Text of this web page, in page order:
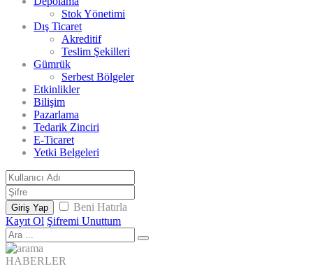
Stok Yönetimi
Dış Ticaret
Akreditif
Teslim Şekilleri
Gümrük
Serbest Bölgeler
Etkinlikler
Bilişim
Pazarlama
Tedarik Zinciri
E-Ticaret
Yetki Belgeleri
Giriş Yap
Beni Hatırla
Kayıt Ol Şifremi Unuttum
HABERLER